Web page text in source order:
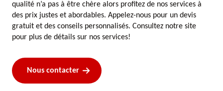
qualité n’a pas à être chère alors profitez de nos services à
des prix justes et abordables. Appelez-nous pour un devis
gratuit et des conseils personnalisés. Consultez notre site
pour plus de détails sur nos services!
Nous contacter